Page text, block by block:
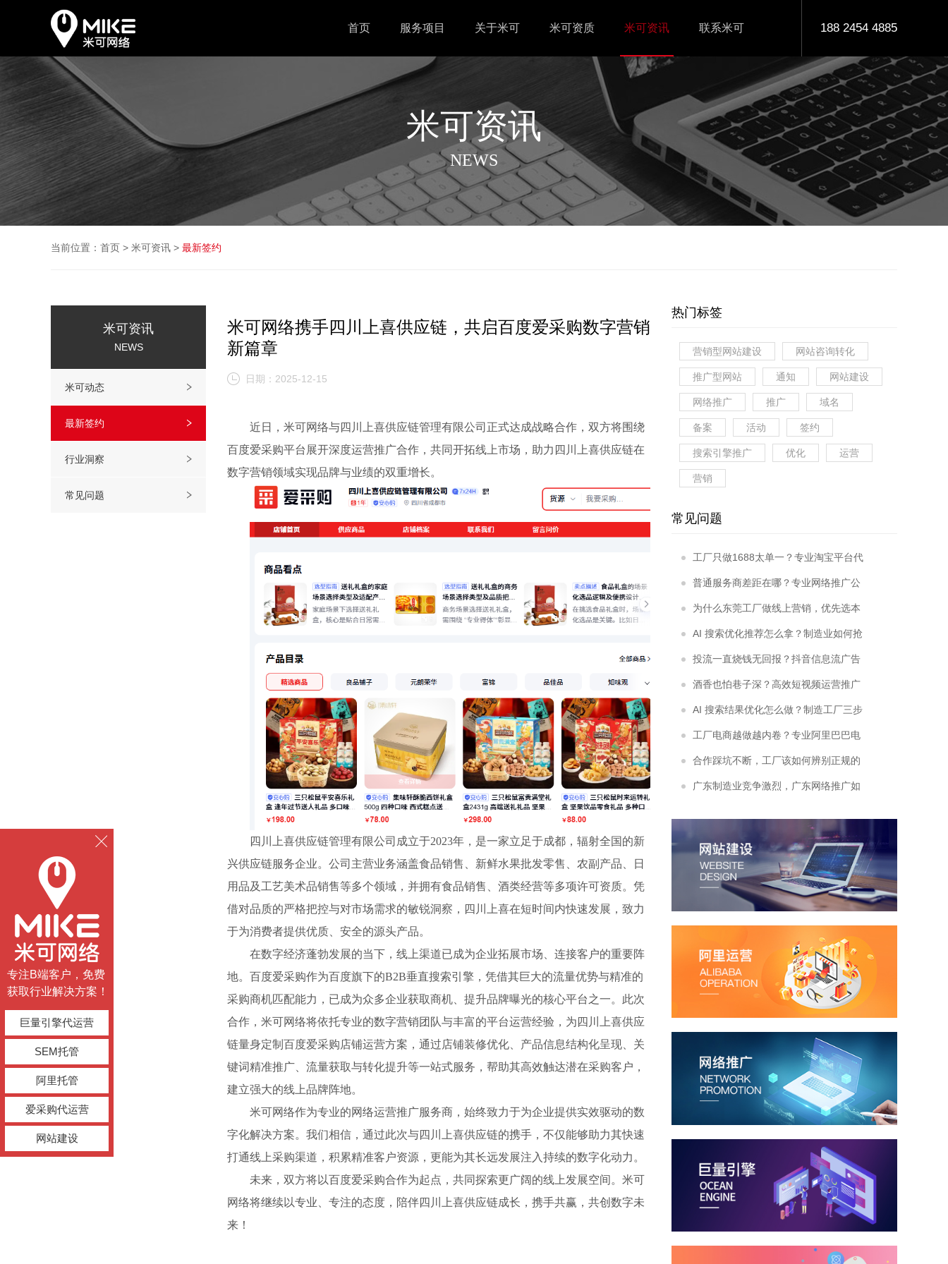
188 2454 4885
首页 服务项目 关于米可 米可资质 米可资讯 联系米可
米可资讯
NEWS
当前位置： 首页 > 米可资讯 > 最新签约
米可资讯
NEWS
米可动态
最新签约
行业洞察
常见问题
米可网络携手四川上喜供应链，共启百度爱采购数字营销
新篇章
日期：2025-12-15
近日，米可网络与四川上喜供应链管理有限公司正式达成战略合作，双方将围绕
百度爱采购平台展开深度运营推广合作，共同开拓线上市场，助力四川上喜供应链在
数字营销领域实现品牌与业绩的双重增长。
四川上喜供应链管理有限公司成立于2023年，是一家立足于成都，辐射全国的新
兴供应链服务企业。公司主营业务涵盖食品销售、新鲜水果批发零售、农副产品、日
用品及工艺美术品销售等多个领域，并拥有食品销售、酒类经营等多项许可资质。凭
借对品质的严格把控与对市场需求的敏锐洞察，四川上喜在短时间内快速发展，致力
于为消费者提供优质、安全的源头产品。
在数字经济蓬勃发展的当下，线上渠道已成为企业拓展市场、连接客户的重要阵
地。百度爱采购作为百度旗下的B2B垂直搜索引擎，凭借其巨大的流量优势与精准的
采购商机匹配能力，已成为众多企业获取商机、提升品牌曝光的核心平台之一。此次
合作，米可网络将依托专业的数字营销团队与丰富的平台运营经验，为四川上喜供应
链量身定制百度爱采购店铺运营方案，通过店铺装修优化、产品信息结构化呈现、关
键词精准推广、流量获取与转化提升等一站式服务，帮助其高效触达潜在采购客户，
建立强大的线上品牌阵地。
米可网络作为专业的网络运营推广服务商，始终致力于为企业提供实效驱动的数
字化解决方案。我们相信，通过此次与四川上喜供应链的携手，不仅能够助力其快速
打通线上采购渠道，积累精准客户资源，更能为其长远发展注入持续的数字化动力。
未来，双方将以百度爱采购合作为起点，共同探索更广阔的线上发展空间。米可
网络将继续以专业、专注的态度，陪伴四川上喜供应链成长，携手共赢，共创数字未
来！
热门标签
营销型网站建设 网站咨询转化
推广型网站 通知 网站建设
网络推广 推广 域名
备案 活动 签约
搜索引擎推广 优化 运营
营销
常见问题
工厂只做1688太单一？专业淘宝平台代
运营如何补齐小单增量短板？
普通服务商差距在哪？专业网络推广公
司凭什么更适合工厂？
为什么东莞工厂做线上营销，优先选本
土东莞推广公司？
AI 搜索优化推荐怎么拿？制造业如何抢
占平台免费流量席位？
投流一直烧钱无回报？抖音信息流广告
怎么投放才能稳赚不亏？
酒香也怕巷子深？高效短视频运营推广
如何帮工厂打通全域获客渠道
AI 搜索结果优化怎么做？制造工厂三步
重塑线上专业品牌形象！
工厂电商越做越内卷？专业阿里巴巴电
商代运营如何帮你差异化突围？
合作踩坑不断，工厂该如何辨别正规的
网络推广公司？
广东制造业竞争激烈，广东网络推广如
专注B端客户，免费
获取行业解决方案！
巨量引擎代运营
SEM托管
阿里托管
爱采购代运营
网站建设